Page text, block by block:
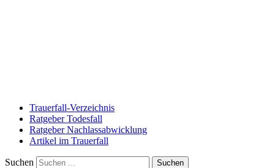
Trauerfall-Verzeichnis
Ratgeber Todesfall
Ratgeber Nachlassabwicklung
Artikel im Trauerfall
Suchen Suchen